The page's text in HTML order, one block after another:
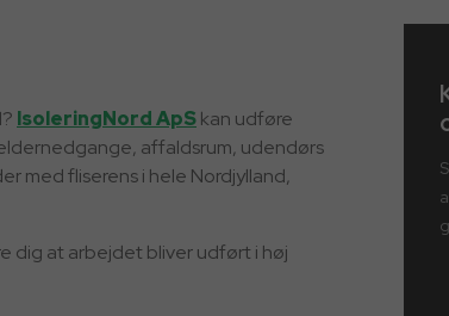
IsoleringNord ApSkan udføre
affaldsrum, udendørs
med fliserens i hele Nordjylland,
dig at arbejdet bliver udført i høj